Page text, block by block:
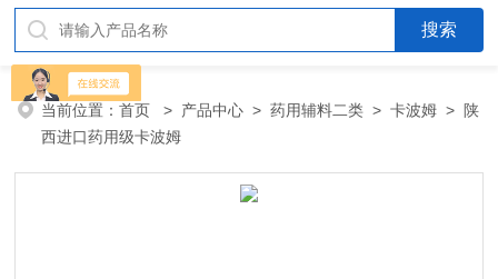
糊精、硬脂酸镁、聚丙烯酸树脂系列、羧甲基淀粉钠、羧甲基纤维素
钠、可溶性淀粉、甘露醇、羟丙纤维素、羟丙基甲基纤维素、乳糖、
交联聚维酮、交联羧甲基纤维素钠、聚乙二醇（PEG）系列、二氧化
硅、聚乙烯吡咯烷酮、十八醇、十六醇、预交化淀粉、微晶纤维素、
甲基纤维素、乙基纤维素，三氯蔗糖，麝香草酚，药用蜂蜜，
当前位置：首页 > 产品中心 >药用辅料二类 >卡波姆 > 陕
西进口药用级卡波姆